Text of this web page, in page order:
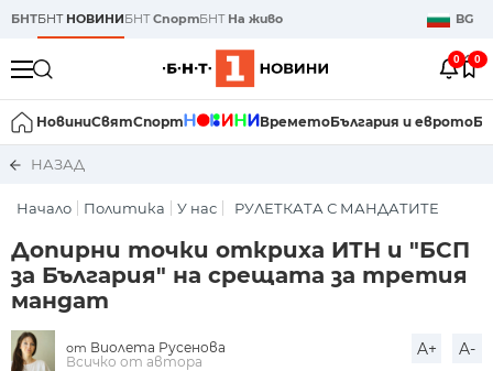
БНТБНТ НОВИНИБНТСпортБНТ На живо BG
0 0
НовиниСвятСпорт ВреметоБългария и еврото
НАЗАД
Начало Политика У нас РУЛЕТКАТА С МАНДАТИТЕ
Допирни точки откриха ИТН и "БСП
за България" на срещата за третия
мандат
от Виолета Русенова
Всичко от автора
A+ A-